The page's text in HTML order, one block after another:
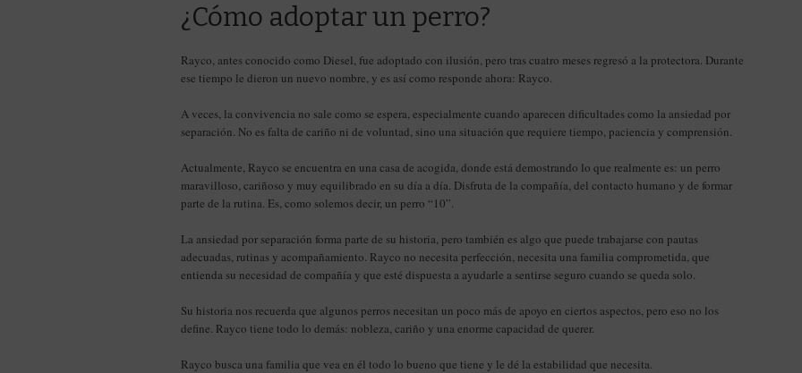
¿Cómo adoptar un perro?
Rayco, antes conocido como Diesel, fue adoptado con ilusión, pero tras cuatro meses regresó a la protectora. Durante
ese tiempo le dieron un nuevo nombre, y es así como responde ahora: Rayco.
A veces, la convivencia no sale como se espera, especialmente cuando aparecen dificultades como la ansiedad por
separación. No es falta de cariño ni de voluntad, sino una situación que requiere tiempo, paciencia y comprensión.
Actualmente, Rayco se encuentra en una casa de acogida, donde está demostrando lo que realmente es: un perro
maravilloso, cariñoso y muy equilibrado en su día a día. Disfruta de la compañía, del contacto humano y de formar
parte de la rutina. Es, como solemos decir, un perro “10”.
La ansiedad por separación forma parte de su historia, pero también es algo que puede trabajarse con pautas
adecuadas, rutinas y acompañamiento. Rayco no necesita perfección, necesita una familia comprometida, que
entienda su necesidad de compañía y que esté dispuesta a ayudarle a sentirse seguro cuando se queda solo.
Su historia nos recuerda que algunos perros necesitan un poco más de apoyo en ciertos aspectos, pero eso no los
define. Rayco tiene todo lo demás: nobleza, cariño y una enorme capacidad de querer.
Rayco busca una familia que vea en él todo lo bueno que tiene y le dé la estabilidad que necesita.